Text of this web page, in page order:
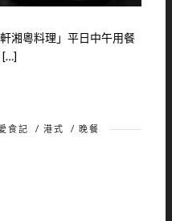
湘粵料理」平日中午用餐
[…]
食記 / 港式 / 晚餐